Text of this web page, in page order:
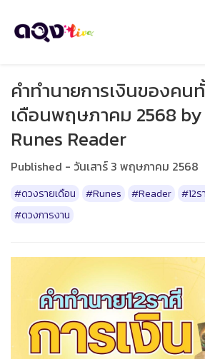
คำทำนายการเงินของคน
เดือนพฤษภาคม 2568
Runes Reader
Published - วันเสาร์ 3 พฤษภาคม 2568
#ดวงรายเดือน #Runes #Reader #12
#ดวงการงาน